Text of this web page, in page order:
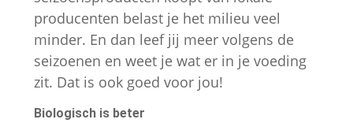
producenten belast je het milieu veel
minder. En dan leef jij meer volgens de
seizoenen en weet je wat er in je voeding
zit. Dat is ook goed voor jou!
Biologisch is beter
gebruikt.
Gebruikerservaring
Om onze website zo
goed mogelijk te laten